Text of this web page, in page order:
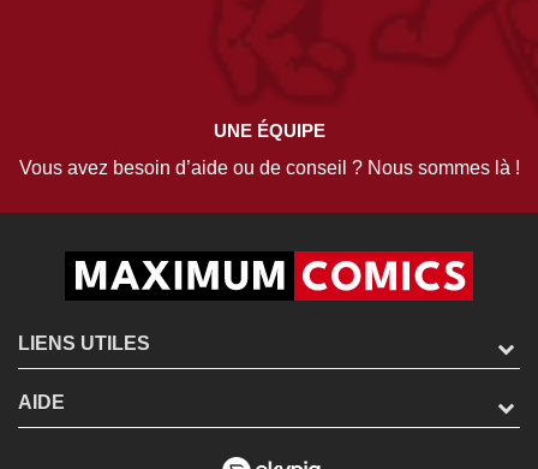
UNE ÉQUIPE
Vous avez besoin d’aide ou de conseil ? Nous sommes là !
LIENS UTILES
AIDE